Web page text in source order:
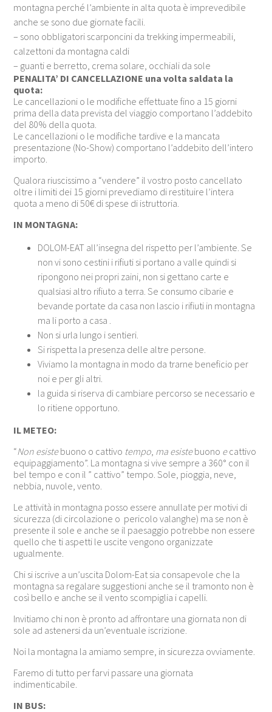
montagna perché l’ambiente in alta quota è imprevedibile
anche se sono due giornate facili.
– sono obbligatori scarponcini da trekking impermeabili,
calzettoni da montagna caldi
– guanti e berretto, crema solare, occhiali da sole
PENALITA’ DI CANCELLAZIONE una volta saldata la
quota:
Le cancellazioni o le modifiche effettuate fino a 15 giorni
prima della data prevista del viaggio comportano l’addebito
del 80% della quota.
Le cancellazioni o le modifiche tardive e la mancata
presentazione (No-Show) comportano l’addebito dell’intero
importo.
Qualora riuscissimo a “vendere” il vostro posto cancellato
oltre i limiti dei 15 giorni prevediamo di restituire l’intera
quota a meno di 50€ di spese di istruttoria.
IN MONTAGNA:
DOLOM-EAT all’insegna del rispetto per l’ambiente. Se
non vi sono cestini i rifiuti si portano a valle quindi si
ripongono nei propri zaini, non si gettano carte e
qualsiasi altro rifiuto a terra. Se consumo cibarie e
bevande portate da casa non lascio i rifiuti in montagna
ma li porto a casa .
Non si urla lungo i sentieri.
Si rispetta la presenza delle altre persone.
Viviamo la montagna in modo da trarne beneficio per
noi e per gli altri.
la guida si riserva di cambiare percorso se necessario e
lo ritiene opportuno.
IL METEO:
“Non esistebuono o cattivo tempo ma esistebuono ecattivo
equipaggiamento”. La montagna si vive sempre a 360° con il
bel tempo e con il ” cattivo” tempo. Sole, pioggia, neve,
nebbia, nuvole, vento.
Le attività in montagna posso essere annullate per motivi di
sicurezza (di circolazione o pericolo valanghe) ma se non è
presente il sole e anche se il paesaggio potrebbe non essere
quello che ti aspetti le uscite vengono organizzate
ugualmente.
Chi si iscrive a un’uscita Dolom-Eat sia consapevole che la
montagna sa regalare suggestioni anche se il tramonto non è
così bello e anche se il vento scompiglia i capelli.
Invitiamo chi non è pronto ad affrontare una giornata non di
sole ad astenersi da un’eventuale iscrizione.
Noi la montagna la amiamo sempre, in sicurezza ovviamente.
Faremo di tutto per farvi passare una giornata
indimenticabile.
IN BUS: